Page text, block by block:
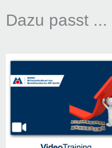
zum
Dazu passt ...